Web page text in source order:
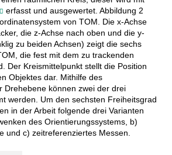
erfasst und ausgewertet. Abbildung 2
von TOM. Die x-Achse
die z-Achse nach oben und die y-
zu beiden Achsen) zeigt die sechs
die fest mit dem zu trackenden
Der Kreismittelpunkt stellt die Position
Objektes dar. Mithilfe des
Drehebene können zwei der drei
werden. Um den sechsten Freiheitsgrad
in der Arbeit folgende drei Varianten
des Orientierungssystems, b)
und c) zeitreferenziertes Messen.